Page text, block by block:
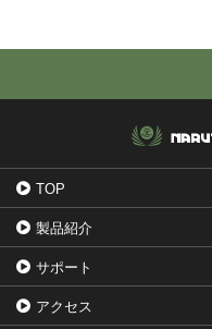
TOP
製品紹介
サポート
アクセス